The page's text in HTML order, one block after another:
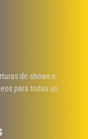
de shows e
para todas as